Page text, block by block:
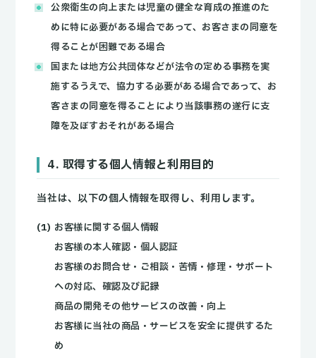
公衆衛生の向上または児童の健全な育成の推進のた
めに特に必要がある場合であって、お客さまの同意を
得ることが困難である場合
国または地方公共団体などが法令の定める事務を実
施するうえで、協力する必要がある場合であって、お
客さまの同意を得ることにより当該事務の遂行に支
障を及ぼすおそれがある場合
4. 取得する個人情報と利用目的
当社は、以下の個人情報を取得し、利用します。
お客様に関する個人情報
お客様の本人確認・個人認証
お客様のお問合せ・ご相談・苦情・修理・サポート
への対応、確認及び記録
商品の開発その他サービスの改善・向上
お客様に当社の商品・サービスを安全に提供するた
め